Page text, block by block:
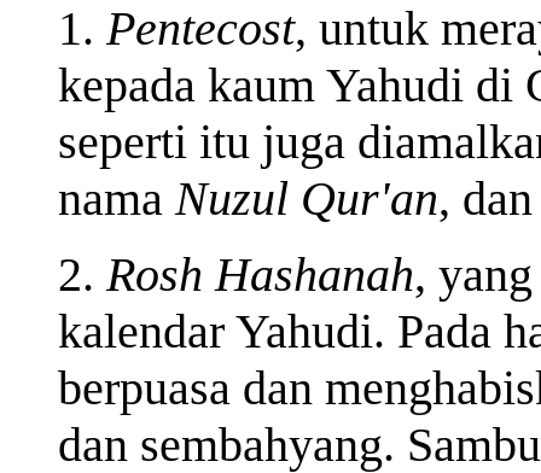
1.Pentecost, untuk
kepada kaum Yahudi di
seperti itu juga
namaNuzul Qur'an, dan
2.Rosh Hashanah,
kalendar Yahudi. Pada
berpuasa dan
dan sembahyang.